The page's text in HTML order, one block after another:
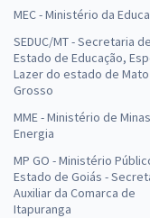
MEC - Ministério da
SEDUC/MT - Secretaria de
Estado de Educação,
Lazer do estado de Mato
Grosso
MME - Ministério de
Energia
MP GO - Ministério
Estado de Goiás -
Auxiliar da Comarca de
Itapuranga